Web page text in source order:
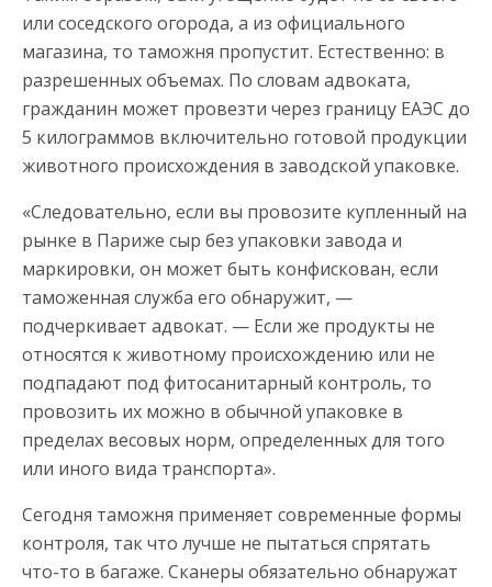
или соседского огорода, а из официального
магазина, то таможня пропустит. Естественно: в
разрешенных объемах. По словам адвоката,
гражданин может провезти через границу ЕАЭС до
5 килограммов включительно готовой продукции
животного происхождения в заводской упаковке.
«Следовательно, если вы провозите купленный на
рынке в Париже сыр без упаковки завода и
маркировки, он может быть конфискован, если
таможенная служба его обнаружит, —
подчеркивает адвокат. — Если же продукты не
относятся к животному происхождению или не
подпадают под фитосанитарный контроль, то
провозить их можно в обычной упаковке в
пределах весовых норм, определенных для того
или иного вида транспорта».
Сегодня таможня применяет современные формы
контроля, так что лучше не пытаться спрятать
что-то в багаже. Сканеры обязательно обнаружат